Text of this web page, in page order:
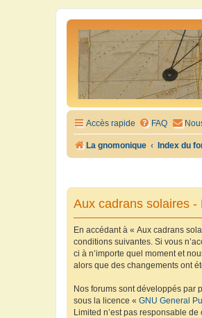
Accès rapide FAQ
La gnomonique Index du
Aux cadrans solaires -
En accédant à « Aux cadrans
conditions suivantes. Si vous
ci à n’importe quel moment et
alors que des changements ont
Nos forums sont développés par
sous la licence « GNU General
Limited n’est pas responsable